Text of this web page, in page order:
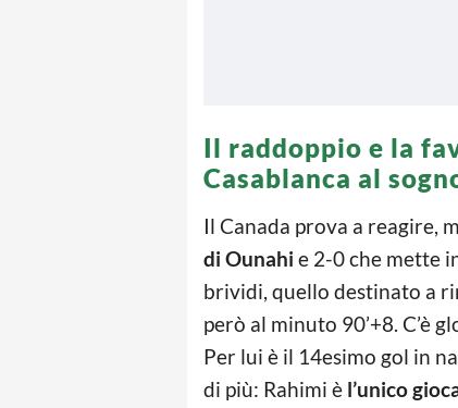
Il raddoppio e la
Casablanca al
Il Canada prova a reagire,
di Ounahi e 2-0 che mette
brividi, quello destinato a
però al minuto 90’+8. C’è
Per lui è il 14esimo gol in
di più: Rahimi è l’unico